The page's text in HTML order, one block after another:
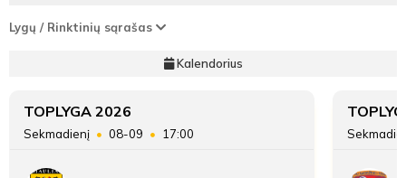
Lygų / Rinktinių sąrašas
Kalendorius
TOPLYGA 2026
Sekmadienį 08-09 17:00